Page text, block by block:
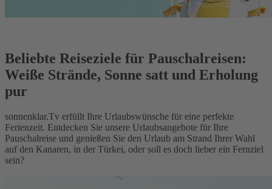
Beliebte Reiseziele für Pauschalreisen:
Weiße Strände, Sonne satt und Erholung
pur
sonnenklar.Tv erfüllt Ihre Urlaubswünsche für eine perfekte
Ferienzeit. Entdecken Sie unsere Urlaubsangebote für Ihre
Pauschalreise und genießen Sie den Urlaub am Strand Ihrer Wahl
auf den Kanaren, in der Türkei, oder soll es doch lieber ein Fernziel
sein?